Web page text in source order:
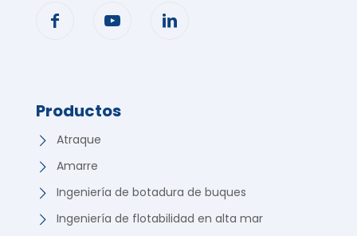
Productos
Atraque
Amarre
Ingeniería de botadura de buques
Ingeniería de flotabilidad en alta mar